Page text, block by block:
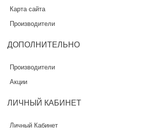
Карта сайта
Производители
ДОПОЛНИТЕЛЬНО
Производители
Акции
ЛИЧНЫЙ КАБИНЕТ
Личный Кабинет